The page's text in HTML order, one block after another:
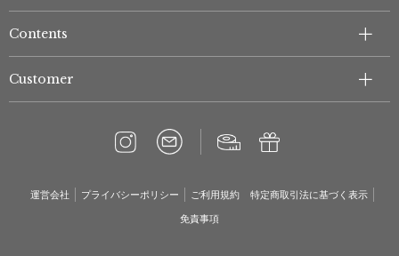
Contents
Customer
運営会社 プライバシーポリシー ご利用規約
特定商取引法に基づく表示
免責事項